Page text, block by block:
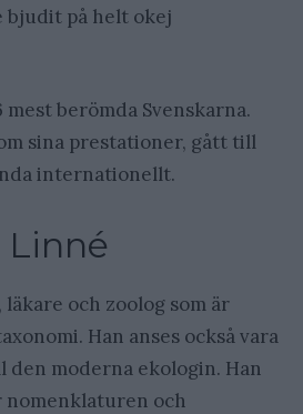
bjudit på helt okej
berömda Svenskarna.
sina prestationer, gått till
internationellt.
Linné
och zoolog som är
Han anses också vara
den moderna ekologin. Han
nomenklaturen och